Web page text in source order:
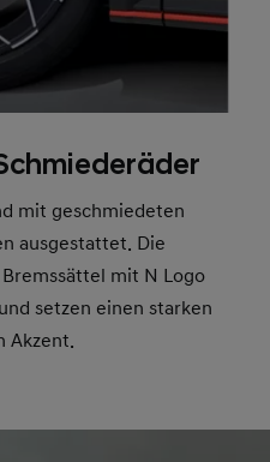
mit geschmiedeten
ausgestattet. Die
mit N Logo
setzen einen starken
Akzent.